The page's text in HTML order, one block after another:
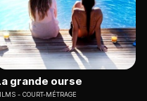
grande ourse
COURT-MÉTRAGE